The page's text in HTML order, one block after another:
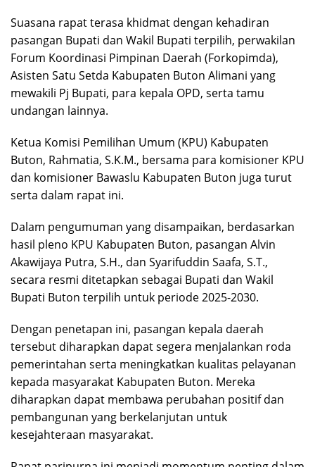
Suasana rapat terasa khidmat dengan kehadiran
pasangan Bupati dan Wakil Bupati terpilih, perwakilan
Forum Koordinasi Pimpinan Daerah (Forkopimda),
Asisten Satu Setda Kabupaten Buton Alimani yang
mewakili Pj Bupati, para kepala OPD, serta tamu
undangan lainnya.
Ketua Komisi Pemilihan Umum (KPU) Kabupaten
Buton, Rahmatia, S.K.M., bersama para komisioner KPU
dan komisioner Bawaslu Kabupaten Buton juga turut
serta dalam rapat ini.
Dalam pengumuman yang disampaikan, berdasarkan
hasil pleno KPU Kabupaten Buton, pasangan Alvin
Akawijaya Putra, S.H., dan Syarifuddin Saafa, S.T.,
secara resmi ditetapkan sebagai Bupati dan Wakil
Bupati Buton terpilih untuk periode 2025-2030.
Dengan penetapan ini, pasangan kepala daerah
tersebut diharapkan dapat segera menjalankan roda
pemerintahan serta meningkatkan kualitas pelayanan
kepada masyarakat Kabupaten Buton. Mereka
diharapkan dapat membawa perubahan positif dan
pembangunan yang berkelanjutan untuk
kesejahteraan masyarakat.